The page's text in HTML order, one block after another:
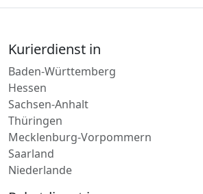
Sachsen-Anhalt
Thüringen
Mecklenburg-Vorpommern
Saarland
Niederlande
Paketdienst in
Aachen